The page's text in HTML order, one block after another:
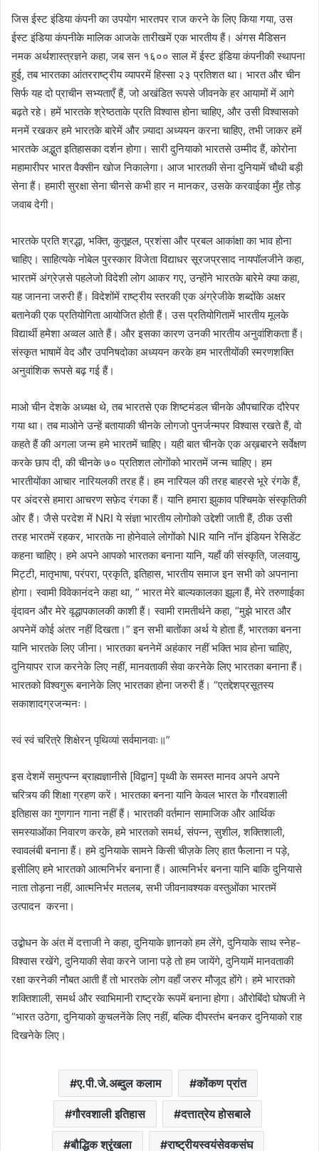
जिस ईस्ट इंडिया कंपनी का उपयोग भारतपर राज करने के लिए किया गया, उस
ईस्ट इंडिया कंपनीके मालिक आजके तारीखमें एक भारतीय हैं। अंगस मैडिसन
नमक अर्थशास्त्रज्ञने कहा, जब सन १६०० साल में ईस्ट इंडिया कंपनीकी स्थापना
हुई, तब भारतका आंतरराष्ट्रीय व्यापरमें हिस्सा २३ प्रतिशत था। भारत और चीन
सिर्फ यह दो प्राचीन सभ्यताएँ हैं, जो अखंडित रूपसे जीवनके हर आयामों में आगे
बढ़ते रहे। हमें भारतके श्रेष्ठताके प्रति विश्वास होना चाहिए, और उसी विश्वासको
मनमें रखकर हमे भारतके बारेमें और ज़्यादा अध्ययन करना चाहिए, तभी जाकर हमें
भारतके अद्भुत इतिहासका दर्शन होगा। सारी दुनियाको भारतसे उम्मीद हैं, कोरोना
महामारीपर भारत वैक्सीन खोज निकालेगा। आज भारतकी सेना दुनियामें चौथी बड़ी
सेना हैं। हमारी सुरक्षा सेना चीनसे कभी हार न मानकर, उसके करवाईका मुँह तोड़
जवाब देगी।
भारतके प्रति श्रद्धा, भक्ति, कुतूहल, प्रशंसा और प्रबल आकांक्षा का भाव होना
चाहिए। साहित्यके नोबेल पुरस्कार विजेता विद्याधर सूरजप्रसाद नायपॉलजीने कहा,
भारतमें अंग्रेज़से पहलेजो विदेशी लोग आकर गए, उन्होंने भारतके बारेमे क्या कहा,
यह जानना जरुरी हैं। विदेशोंमें राष्ट्रीय स्तरकी एक अंग्रेजीके शब्दोंके अक्षर
बतानेकी एक प्रतियोगिता आयोजित होती हैं। उस प्रतियोगितामें भारतीय मूलके
विद्यार्थी हमेशा अव्वल आते हैं। और इसका कारण उनकी भारतीय अनुवांशिकता हैं।
संस्कृत भाषामें वेद और उपनिषदोका अध्ययन करके हम भारतीयोंकी स्मरणशक्ति
अनुवांशिक रूपसे बढ़ गई हैं।
माओ चीन देशके अध्यक्ष थे, तब भारतसे एक शिष्टमंडल चीनके औपचारिक दौरेपर
गया था। तब माओने उन्हें बतायाकी चीनके लोगजो पुनर्जन्मपर विश्वास रखते हैं, वो
कहते हैं की अगला जन्म हमे भारतमें चाहिए। यही बात चीनके एक अख़बारने सर्वेक्षण
करके छाप दी, की चीनके ७० प्रतिशत लोगोंको भारतमें जन्म चाहिए। हम
भारतीयोंका आचार नारियलकी तरह हैं। हम नारियल की तरह बाहरसे भूरे रंगके हैं,
पर अंदरसे हमारा आचरण सफ़ेद रंगका हैं। यानि हमारा झुकाव पश्चिमके संस्कृतिकी
ओर हैं। जैसे परदेश में NRI ये संज्ञा भारतीय लोगोको उद्देशी जाती हैं, ठीक उसी
तरह भारतमें रहकर, भारतके ना होनेवाले लोगोंको NIR यानि नॉन इंडियन रेसिडेंट
कहना चाहिए। हमे अपने आपको भारतका बनाना यानि, यहाँ की संस्कृति, जलवायु,
मिट्टी, मातृभाषा, परंपरा, प्रकृति, इतिहास, भारतीय समाज इन सभी को अपनाना
होगा। स्वामी विवेकानंदने कहा था, ” भारत मेरे बाल्यकालका झूला हैं, मेरे तरुणाईका
वृंदावन और मेरे वृद्धापकालकी काशी हैं। स्वामी रामतीर्थने कहा, “मुझे भारत और
अपनेमें कोई अंतर नहीं दिखता।” इन सभी बातोंका अर्थ ये होता हैं, भारतका बनना
यानि भारतके लिए जीना। भारतका बननेमें अहंकार नहीं भक्ति भाव होना चाहिए,
दुनियापर राज करनेके लिए नहीं, मानवताकी सेवा करनेके लिए भारतका बनाना हैं।
भारतको विश्वगुरू बनानेके लिए भारतका होना जरुरी हैं। “एतद्देशप्रसूतस्य
सकाशादग्रजन्मनः।
स्वं स्वं चरित्रे शिक्षेरन् पृथिव्यां सर्वमानवाः॥”
इस देशमें समुत्पन्न ब्राह्मज्ञानीसे [विद्वान] पृथ्वी के समस्त मानव अपने अपने
चरित्र्य की शिक्षा ग्रहण करें। भारतका बनना यानि केवल भारत के गौरवशाली
इतिहास का गुणगान गाना नहीं हैं। भारतकी वर्तमान सामाजिक और आर्थिक
समस्याओंका निवारण करके, हमे भारतको समर्थ, संपन्न, सुशील, शक्तिशाली,
स्वावलंबी बनाना हैं। हमे दुनियाके सामने किसी चीज़के लिए हात फैलाना न पड़े,
इसीलिए हमे भारतको आत्मनिर्भर बनाना हैं। आत्मनिर्भर बनना यानि बाकि दुनियासे
नाता तोड़ना नहीं, आत्मनिर्भर मतलब, सभी जीवनावश्यक वस्तुओंका भारतमें
उत्पादन करना।
उद्बोधन के अंत में दत्ताजी ने कहा, दुनियाके ज्ञानको हम लेंगे, दुनियाके साथ स्नेह-
विश्वास रखेंगे, दुनियाकी सेवा करने जाना पड़े तो हम जायेंगे, दुनियामें मानवताकी
रक्षा करनेकी नौबत आती हैं तो भारतके लोग वहाँ जरुर मौजूद होंगे। हमे भारतको
शक्तिशाली, समर्थ और स्वाभिमानी राष्ट्रके रूपमें बनाना होगा। औरोबिंदो घोषजी ने
“भारत उठेगा, दुनियाको कुचलनेंके लिए नहीं, बल्कि दीपस्तंभ बनकर दुनियाको राह
दिखनेके लिए।
ए.पी.जे.अब्दुल कलाम कोंकण प्रांत
गौरवशाली इतिहास दत्तात्रेय होसबाले
बौद्धिक श्रृंखला राष्ट्रीयस्वयंसेवकसंघ